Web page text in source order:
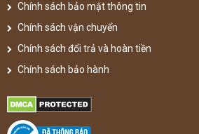
Chính sách bảo mật thông tin
Chính sách vận chuyển
Chính sách đổi trả và hoàn tiền
Chính sách bảo hành